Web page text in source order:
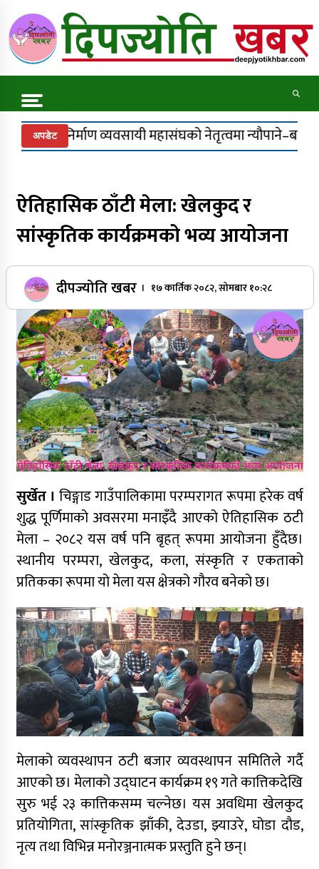
content
Online News Portal
Trending Now
मान्यतासँगै पर्यटनको नयाँ केन्द्र बन्ने अपेक्षा
कर्णाली प्रदेश निर्माण व्यवसायी महासङ्घको अध्यक्षमा
अध्यक्ष पदका उम्मेदवार न्यौपानेले उम्मेदवारी फिर्ता लिँदै
बमलाई समर्थन गर्ने घोषणा
कर्णाली प्रदेश निर्माण व्यवसायी महासंघको नेतृत्वमा
न्यौपाने–बम भिड्ने संकेत, सहमतिको प्रयास
निर्माण व्यवसायी महासंघको प्रदेश अधिवेशन,
सार्वजनिक खरिद सुधारदेखि नयाँ नेतृत्वसम्म छलफल
कविता – बहुरङ्गी भेटिन्छन्
कर्णाली निर्माण व्यवसायी महासंघ अध्यक्षको दौडमा
कर्णालीमा मन्त्रालय भागबण्डामै अड्कियो शाही
सरकार
कांग्रेस असन्तुष्ट पक्षद्वारा शशांकको नेतृत्वमा राष्ट्रिय
भेला तयारी, नयाँ पार्टीको संकेत
डोल्पाका लागि ग्यास बोकेको ट्रक दुर्घटनाग्रस्त
अपडेटनेतृत्वमा न्यौपाने–बम भिड्ने संकेत, सहमतिको प्रयास
ऐतिहासिक ठाँटी मेला: खेलकुद र
सांस्कृतिक कार्यक्रमको भव्य आयोजना
दीपज्योति खबर। १७ कार्तिक २०८२, सोमबार १०:२८
सुर्खेत । चिङ्गाड गाउँपालिकामा परम्परागत रूपमा हरेक वर्ष
शुद्ध पूर्णिमाको अवसरमा मनाइँदै आएको ऐतिहासिक ठटी
मेला – २०८२ यस वर्ष पनि बृहत् रूपमा आयोजना हुँदैछ।
स्थानीय परम्परा, खेलकुद, कला, संस्कृति र एकताको
प्रतिकका रूपमा यो मेला यस क्षेत्रको गौरव बनेको छ।
मेलाको व्यवस्थापन ठटी बजार व्यवस्थापन समितिले गर्दै
आएको छ। मेलाको उद्घाटन कार्यक्रम १९ गते कात्तिकदेखि
सुरु भई २३ कात्तिकसम्म चल्नेछ। यस अवधिमा खेलकुद
प्रतियोगिता, सांस्कृतिक झाँकी, देउडा, झ्याउरे, घोडा दौड,
नृत्य तथा विभिन्न मनोरञ्जनात्मक प्रस्तुति हुने छन्।